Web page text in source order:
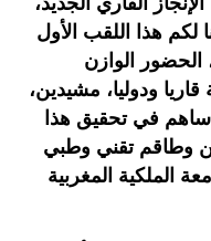
لكم هذا اللقب الأول
الوازن
ودوليا، مشيدين،
في تحقيق هذا
وطاقم تقني وطبي
الملكية المغربية